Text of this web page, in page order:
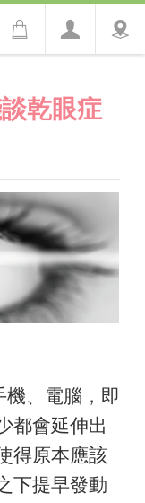
乾眼症
、電腦，即
都會延伸出
得原本應該
下提早發動